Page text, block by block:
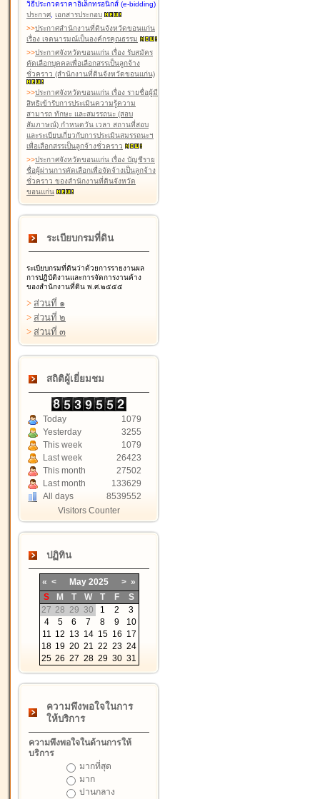
วิธีประกวดราคาอิเล็กทรอนิกส์ (e-bidding)
ประกาศ, เอกสารประกอบ
>>ประกาศสำนักงานที่ดินจังหวัดขอนแก่น
เรื่อง เจตนารมณ์เป็นองค์กรคุณธรรม
>>ประกาศจังหวัดขอนแก่น เรื่อง รับสมัคร
คัดเลือกบุคคลเพื่อเลือกสรรเป็นลูกจ้าง
ชั่วคราว (สำนักงานที่ดินจังหวัดขอนแก่น)
>>ประกาศจังหวัดขอนแก่น เรื่อง รายชื่อผู้มี
สิทธิเข้ารับการประเมินความรู้ความ
สามารถ ทักษะ และสมรรถนะ (สอบ
สัมภาษณ์) กำหนดวัน เวลา สถานที่สอบ
และระเบียบเกี่ยวกับการประเมินสมรรถนะฯ
เพื่อเลือกสรรเป็นลูกจ้างชั่วคราว
>>ประกาศจังหวัดขอนแก่น เรื่อง บัญชีราย
ชื่อผู้ผ่านการคัดเลือกเพื่อจัดจ้างเป็นลูกจ้าง
ชั่วคราว ของสำนักงานที่ดินจังหวัด
ขอนแก่น
ระเบียบกรมที่ดิน
ระเบียบกรมที่ดินว่าด้วยการรายงานผล
การปฏิบัติงานและการจัดการงานค้าง
ของสำนักงานที่ดิน พ.ศ.๒๕๕๕
> ส่วนที่ ๑
> ส่วนที่ ๒
> ส่วนที่ ๓
สถิติผู้เยี่ยมชม
Today
1079
Yesterday
3255
This week
1079
Last week
26423
This month
27502
Last month
133629
All days
8539552
Visitors Counter
ปฏิทิน
« < May 2025 > »
S
M T W T F
S
27 28 29 30 1 2
3
4
5 6 7 8 9
10
11 12 13 14 15 16 17
18 19 20 21 22 23 24
25 26 27 28 29 30 31
ความพึงพอใจในการ
ให้บริการ
ความพึงพอใจในด้านการให้
บริการ
มากที่สุด
มาก
ปานกลาง